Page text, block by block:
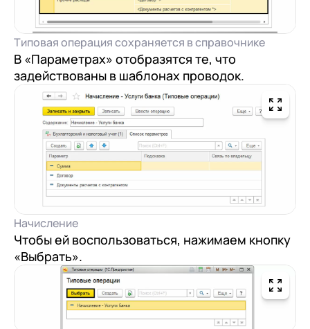
Типовая операция сохраняется в справочнике
В «Параметрах» отобразятся те, что
задействованы в шаблонах проводок.
Начисление
Чтобы ей воспользоваться, нажимаем кнопку
«Выбрать».